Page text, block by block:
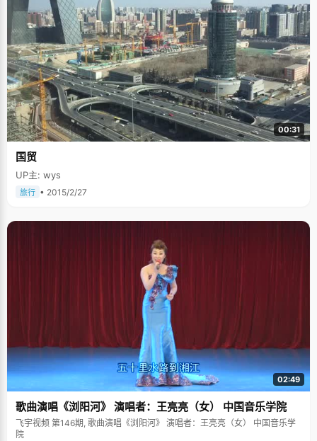
00:31
国贸
UP主: wys
旅行 • 2015/2/27
02:49
歌曲演唱《浏阳河》 演唱者：王亮亮（女） 中国音乐学院
飞宇视频 第146期, 歌曲演唱《浏阳河》 演唱者：王亮亮（女） 中国音乐学
院